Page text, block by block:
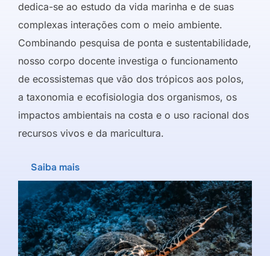
dedica-se ao estudo da vida marinha e de suas
complexas interações com o meio ambiente.
Combinando pesquisa de ponta e sustentabilidade,
nosso corpo docente investiga o funcionamento
de ecossistemas que vão dos trópicos aos polos,
a taxonomia e ecofisiologia dos organismos, os
impactos ambientais na costa e o uso racional dos
recursos vivos e da maricultura.
Saiba mais